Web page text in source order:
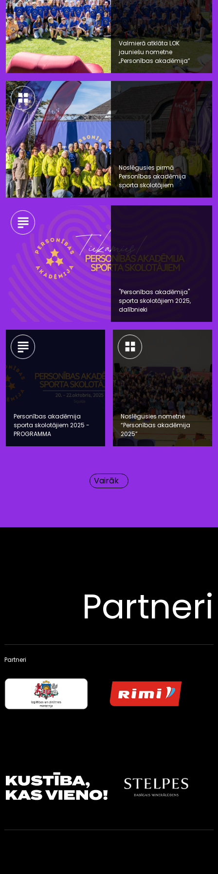
Valmierā atklāta LOK
jauniešu nometne
„Personības akadēmija”
Noslēgusies pirmā
Personības akadēmija
sporta skolotājiem
"Personības akadēmija"
sporta skolotājiem 2025,
dalībnieki
Personības akadēmija
sporta skolotājiem 2025 -
PROGRAMMA
Noslēgusies nometne
“Personības akadēmija
2025”
Vairāk
Partneri
Partneri